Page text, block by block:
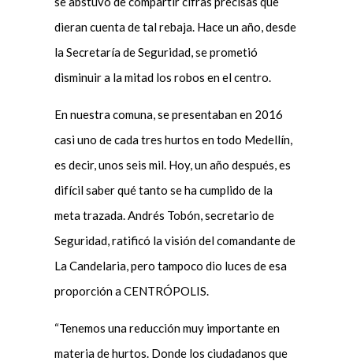
dieran cuenta de tal rebaja. Hace un año, desde
la Secretaría de Seguridad, se prometió
disminuir a la mitad los robos en el centro.
En nuestra comuna, se presentaban en 2016
casi uno de cada tres hurtos en todo Medellín,
es decir, unos seis mil. Hoy, un año después, es
difícil saber qué tanto se ha cumplido de la
meta trazada. Andrés Tobón, secretario de
Seguridad, ratificó la visión del comandante de
La Candelaria, pero tampoco dio luces de esa
proporción a CENTRÓPOLIS.
“Tenemos una reducción muy importante en
materia de hurtos. Donde los ciudadanos que